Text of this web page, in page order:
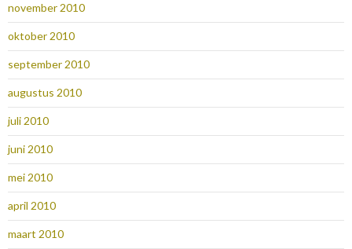
november 2010
oktober 2010
september 2010
augustus 2010
juli 2010
juni 2010
mei 2010
april 2010
maart 2010